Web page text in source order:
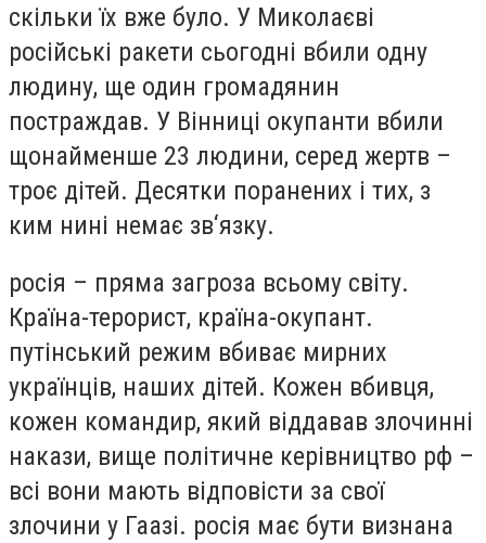
скільки їх вже було. У Миколаєві
російські ракети сьогодні вбили одну
людину, ще один громадянин
постраждав. У Вінниці окупанти вбили
щонайменше 23 людини, серед жертв –
троє дітей. Десятки поранених і тих, з
ким нині немає зв‘язку.
росія – пряма загроза всьому світу.
Країна-терорист, країна-окупант.
путінський режим вбиває мирних
українців, наших дітей. Кожен вбивця,
кожен командир, який віддавав злочинні
накази, вище політичне керівництво рф –
всі вони мають відповісти за свої
злочини у Гаазі. росія має бути визнана